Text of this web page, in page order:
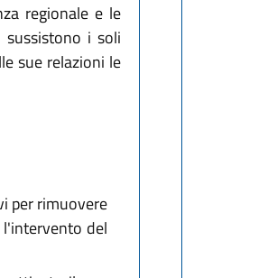
regionale e le
sussistono i soli
sue relazioni le
per rimuovere
del